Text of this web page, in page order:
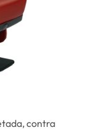
contra